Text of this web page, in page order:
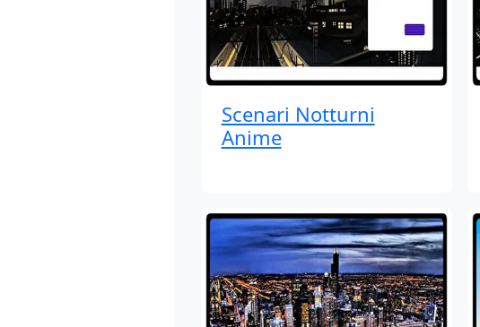
Scenari Notturni
Anime